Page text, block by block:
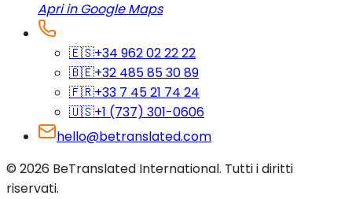
Apri in Google Maps
🇪🇸+34 962 02 22 22
🇧🇪+32 485 85 30 89
🇫🇷+33 7 45 21 74 24
🇺🇸+1 (737) 301-0606
hello@betranslated.com
© 2026 BeTranslated International. Tutti i diritti
riservati.